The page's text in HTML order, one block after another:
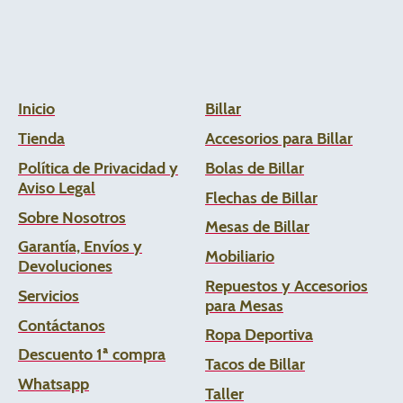
Inicio
Tienda
Política de Privacidad y
Aviso Legal
Sobre Nosotros
Garantía, Envíos y
Devoluciones
Servicios
Contáctanos
Descuento 1ª compra
Whatsapp
Billar
Accesorios para Billar
Bolas de Billar
Flechas de Billar
Mesas de Billar
Mobiliario
Repuestos y Accesorios
para Mesas
Ropa Deportiva
Tacos de Billar
Taller